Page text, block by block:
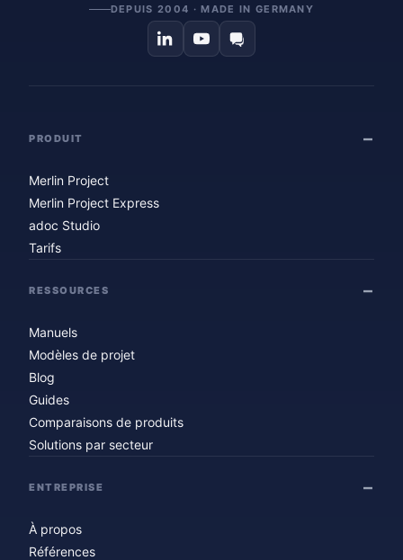
DEPUIS 2004 · MADE IN GERMANY
PRODUIT
Merlin Project
Merlin Project Express
adoc Studio
Tarifs
RESSOURCES
Manuels
Modèles de projet
Blog
Guides
Comparaisons de produits
Solutions par secteur
ENTREPRISE
À propos
Références